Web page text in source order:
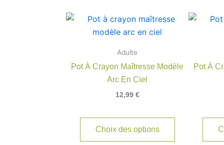
Adulte
Pot À Crayon Maîtresse Modèle
Arc En Ciel
12,99 €
Choix des options
Pot À